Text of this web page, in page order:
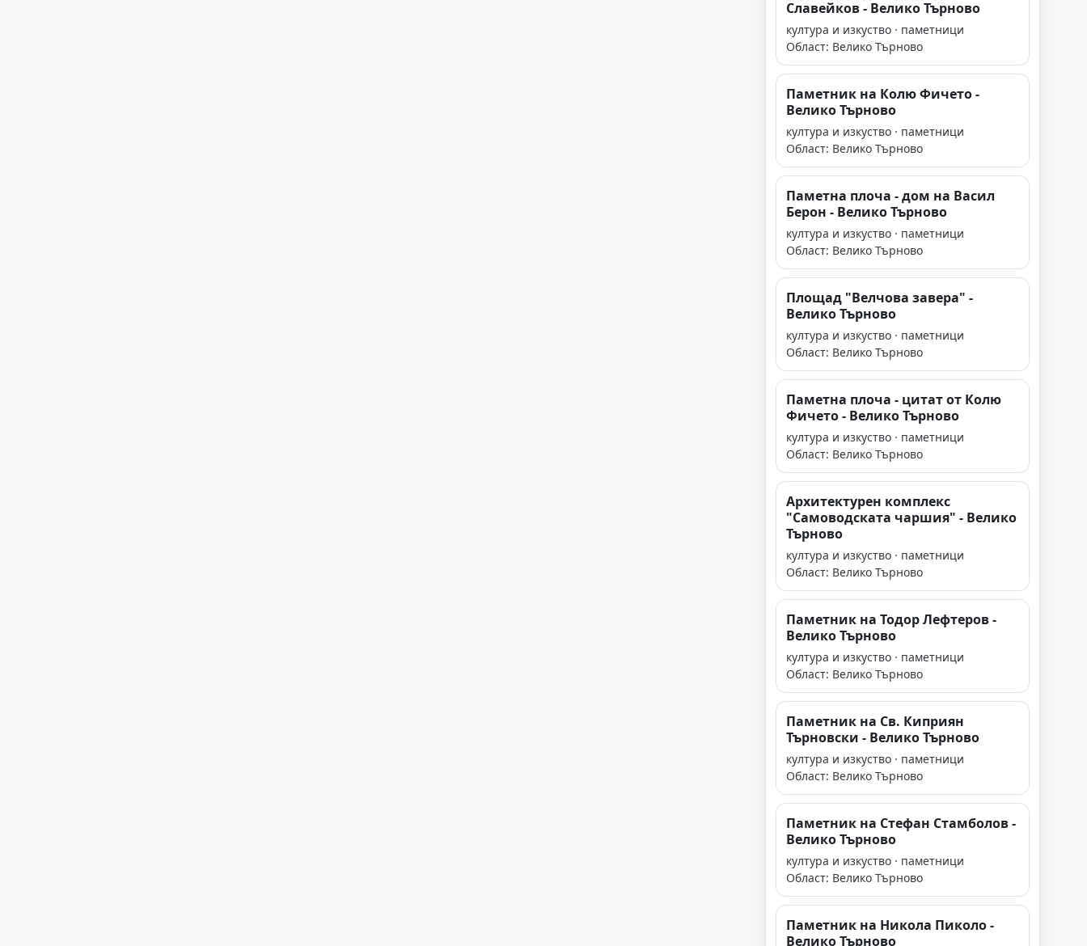
Славейков - Велико Търново
култура и изкуство · паметници
Област: Велико Търново
Паметник на Колю Фичето -
Велико Търново
култура и изкуство · паметници
Област: Велико Търново
Паметна плоча - дом на Васил
Берон - Велико Търново
култура и изкуство · паметници
Област: Велико Търново
Площад "Велчова завера" -
Велико Търново
култура и изкуство · паметници
Област: Велико Търново
Паметна плоча - цитат от Колю
Фичето - Велико Търново
култура и изкуство · паметници
Област: Велико Търново
Архитектурен комплекс
"Самоводската чаршия" - Велико
Търново
култура и изкуство · паметници
Област: Велико Търново
Паметник на Тодор Лефтеров -
Велико Търново
култура и изкуство · паметници
Област: Велико Търново
Паметник на Св. Киприян
Търновски - Велико Търново
култура и изкуство · паметници
Област: Велико Търново
Паметник на Стефан Стамболов -
Велико Търново
култура и изкуство · паметници
Област: Велико Търново
Паметник на Никола Пиколо -
Велико Търново